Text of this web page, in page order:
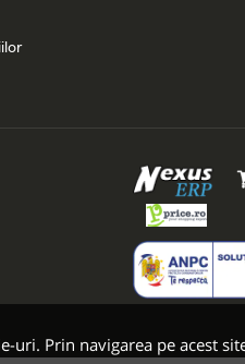
uri. Prin navigarea pe acest